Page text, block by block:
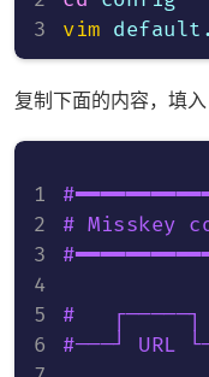
vim
复制下面的内容，填入
# Misskey
#   ┌─────┐
#───┘ URL